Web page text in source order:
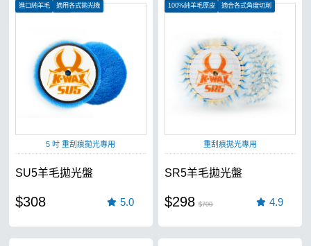
進口純羊毛
適用各式拋光機
5 吋 重刮痕拋光專用
SU5羊毛拋光盤
$308 5.0
100%純羊毛原皮
適合各式角度切削
重刮痕拋光專用
SR5羊毛拋光盤
$298 $700 4.9